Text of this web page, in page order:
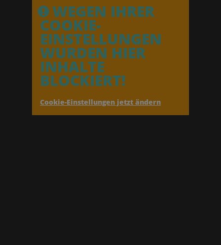
WEGEN IHRER
COOKIE-
EINSTELLUNGEN
WURDEN HIER
INHALTE
BLOCKIERT!
Cookie-Einstellungen jetzt ändern